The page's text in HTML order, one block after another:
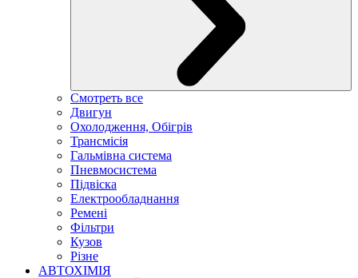
Смотреть все
Двигун
Охолодження, Обігрів
Трансмісія
Гальмівна система
Пневмосистема
Підвіска
Електрообладнання
Ремені
Фільтри
Кузов
Різне
АВТОХІМІЯ